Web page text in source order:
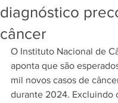
diagnóstico
câncer
O Instituto Nacional de
aponta que são
mil novos casos de
durante 2024. Excluindo